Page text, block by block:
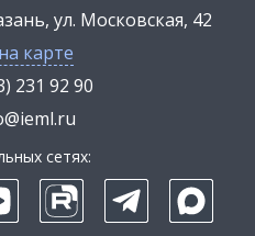
ул. Московская, 42
карте
231 92 90
сетях: